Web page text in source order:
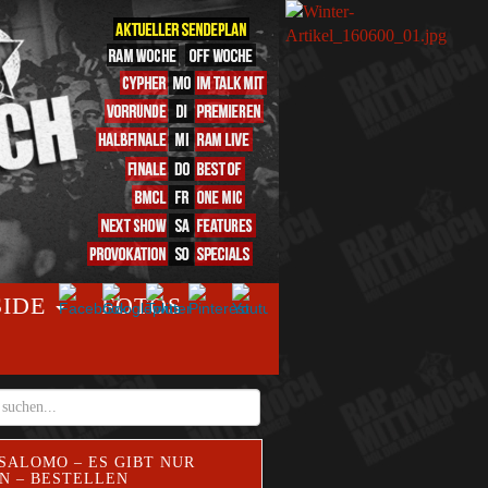
FOTOS
– ES GIBT NUR
– BESTELLEN